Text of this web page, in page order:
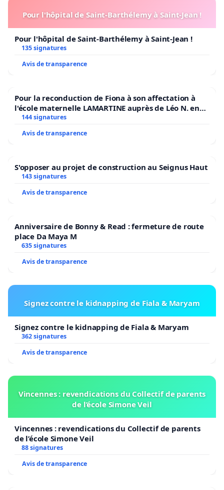
Pour l'hôpital de Saint-Barthélemy à Saint-Jean !
Pour l'hôpital de Saint-Barthélemy à Saint-Jean !
135 signatures
Avis de transparence
Pour la reconduction de Fiona à son affectation à
l'école maternelle LAMARTINE auprès de Léo N. en
2026/2027
144 signatures
Avis de transparence
S'opposer au projet de construction au Seignus Haut
143 signatures
Avis de transparence
Anniversaire de Bonny & Read : fermeture de route
place Da Maya M
635 signatures
Avis de transparence
Signez contre le kidnapping de Fiala & Maryam
Signez contre le kidnapping de Fiala & Maryam
362 signatures
Avis de transparence
Vincennes : revendications du Collectif de parents
de l’école Simone Veil
Vincennes : revendications du Collectif de parents
de l’école Simone Veil
88 signatures
Avis de transparence